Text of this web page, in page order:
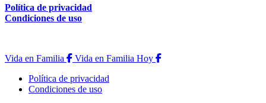
Política de privacidad
Condiciones de uso
Vida en Familia Vida en Familia
Vida en Familia Hoy Vida en Familia Hoy
Política de privacidad
Condiciones de uso